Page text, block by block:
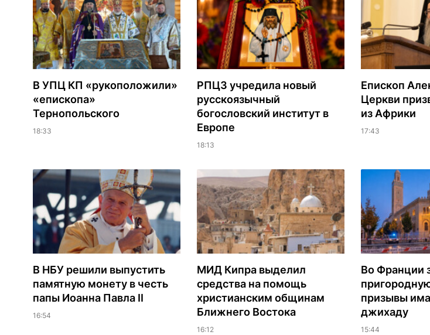
В УПЦ КП «рукоположили»
«епископа»
Тернопольского
18:33
РПЦЗ учредила новый
русскоязычный
богословский институт в
Европе
18:13
Епископ
Церкви
из Африки
17:43
В НБУ решили выпустить
памятную монету в честь
папы Иоанна Павла II
16:54
МИД Кипра выделил
средства на помощь
христианским общинам
Ближнего Востока
16:12
Во Франции
призывы
джихаду
15:44